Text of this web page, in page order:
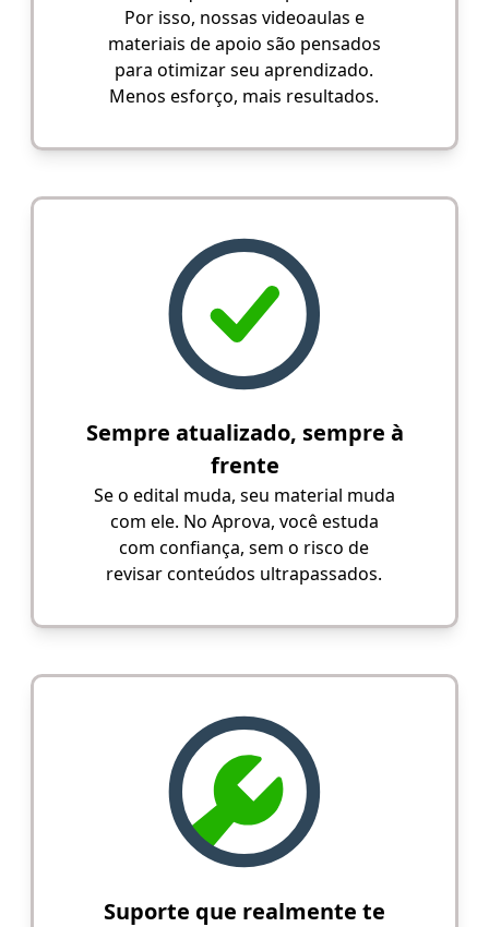
Por isso, nossas videoaulas e
materiais de apoio são pensados
para otimizar seu aprendizado.
Menos esforço, mais resultados.
Sempre atualizado, sempre à
frente
Se o edital muda, seu material muda
com ele. No Aprova, você estuda
com confiança, sem o risco de
revisar conteúdos ultrapassados.
Suporte que realmente te